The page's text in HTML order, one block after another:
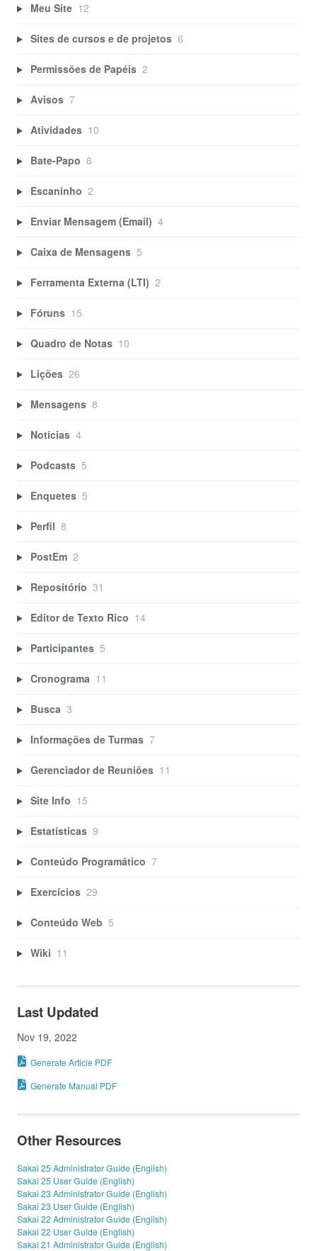
Meu Site 12
Sites de cursos e de projetos 6
Permissões de Papéis 2
Avisos 7
Atividades 10
Bate-Papo 6
Escaninho 2
Enviar Mensagem (Email) 4
Caixa de Mensagens 5
Ferramenta Externa (LTI) 2
Fóruns 15
Quadro de Notas 10
Lições 26
Mensagens 8
Notícias 4
Podcasts 5
Enquetes 5
Perfil 8
PostEm 2
Repositório 31
Editor de Texto Rico 14
Participantes 5
Cronograma 11
Busca 3
Informações de Turmas 7
Gerenciador de Reuniões 11
Site Info 15
Estatísticas 9
Conteúdo Programático 7
Exercícios 29
Conteúdo Web 5
Wiki 11
Last Updated
Nov 19, 2022
Generate Article PDF
Generate Manual PDF
Other Resources
Sakai 25 Administrator Guide (English)
Sakai 25 User Guide (English)
Sakai 23 Administrator Guide (English)
Sakai 23 User Guide (English)
Sakai 22 Administrator Guide (English)
Sakai 22 User Guide (English)
Sakai 21 Administrator Guide (English)